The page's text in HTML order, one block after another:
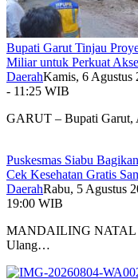
Bupati Garut Tinjau
Miliar untuk Perkuat
DaerahKamis, 6 Agustus
- 11:25 WIB
GARUT – Bupati Garut,
Puskesmas Siabu
Cek Kesehatan Gratis
DaerahRabu, 5 Agustus
19:00 WIB
MANDAILING NATAL
Ulang…